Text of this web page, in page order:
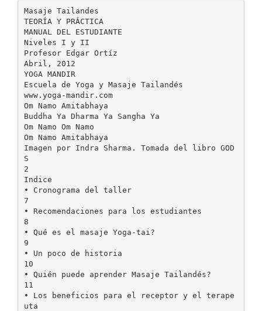
Masaje Tailandes
TEORÍA Y PRÁCTICA
MANUAL DEL ESTUDIANTE
Niveles I y II
Profesor Edgar Ortíz
Abril, 2012
YOGA MANDIR
Escuela de Yoga y Masaje Tailandés
www.yoga-mandir.com
Om Namo Amitabhaya
Buddha Ya Dharma Ya Sangha Ya
Om Namo Om Namo
Om Namo Amitabhaya
Imagen por Indra Sharma. Tomada del libro GOD
S
2
Indice
• Cronograma del taller
7
• Recomendaciones para los estudiantes
8
• Qué es el masaje Yoga-tai?
9
• Un poco de historia
10
• Quién puede aprender Masaje Tailandés?
11
• Los beneficios para el receptor y el terape
uta